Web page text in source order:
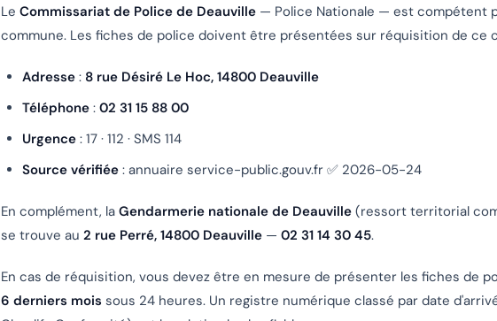
Le Commissariat de Police de Deauville — Police Nationale — est compétent
commune. Les fiches de police doivent être présentées sur réquisition de ce
Adresse : 8 rue Désiré Le Hoc, 14800 Deauville
Téléphone : 02 31 15 88 00
Urgence : 17 · 112 · SMS 114
Source vérifiée : annuaire service-public.gouv.fr ✅ 2026-05-24
En complément, la Gendarmerie nationale de Deauville (ressort territorial
se trouve au 2 rue Perré, 14800 Deauville — 02 31 14 30 45.
En cas de réquisition, vous devez être en mesure de présenter les fiches de
6 derniers mois sous 24 heures. Un registre numérique classé par date